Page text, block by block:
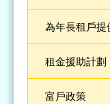
富戶政策
租金援助計劃
為年長租戶提